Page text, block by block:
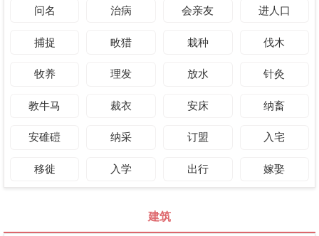
问名 治病 会亲友 进人口
捕捉 畋猎 栽种 伐木
牧养 理发 放水 针灸
教牛马 裁衣 安床 纳畜
安碓磑 纳采 订盟 入宅
移徙 入学 出行 嫁娶
建筑